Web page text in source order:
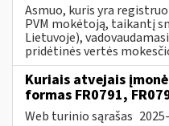
Asmuo, kuris yra
PVM mokėtoją, taikantį
Lietuvoje),
pridėtinės vertės
Kuriais atvejais
formas FR0791,
Web turinio sąrašas